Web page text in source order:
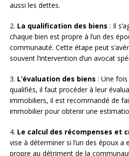
aussi les dettes.
2. La qualification des biens : Il
chaque bien est propre à l’un des
communauté. Cette étape peut
souvent l’intervention d’un avocat
3. L’évaluation des biens : Une
qualifiés, il faut procéder à leur
immobiliers, il est recommandé de
immobilier pour obtenir une
4. Le calcul des récompenses et
vise à déterminer si l’un des époux a
propre au détriment de la